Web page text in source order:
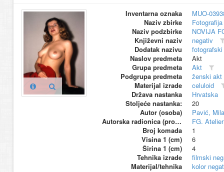
Inventarna oznaka
MUO-
Naziv zbirke
Naziv podzbirke
NOVIJA
Književni naziv
negativ
Dodatak nazivu
Naslov predmeta
Akt
Grupa predmeta
Akt
Podgrupa predmeta
ženski akt
Materijal izrade
celuloid
Država nastanka
Hrvatska
Stoljeće nastanka:
20
Autor (osoba)
Pavić,
Autorska radionica (proizvođač)
FG.
Broj komada
1
Visina 1 (cm)
6
Širina 1 (cm)
4
Tehnika izrade
filmski
Materijal/tehnika
kolor